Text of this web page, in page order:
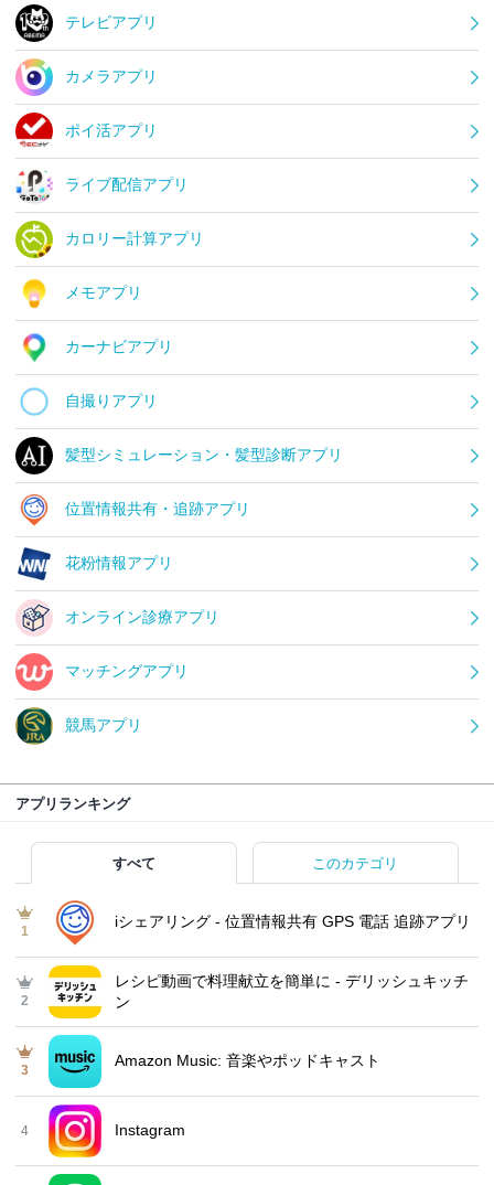
テレビアプリ
カメラアプリ
ポイ活アプリ
ライブ配信アプリ
カロリー計算アプリ
メモアプリ
カーナビアプリ
自撮りアプリ
髪型シミュレーション・髪型診断アプリ
位置情報共有・追跡アプリ
花粉情報アプリ
オンライン診療アプリ
マッチングアプリ
競馬アプリ
アプリランキング
すべて このカテゴリ
1
iシェアリング - 位置情報共有 GPS 電話 追跡アプリ
2
レシピ動画で料理献立を簡単‪に - デリッシュキッチ
ン
3
Amazon Music: 音楽やポッドキャスト
4 Instagram